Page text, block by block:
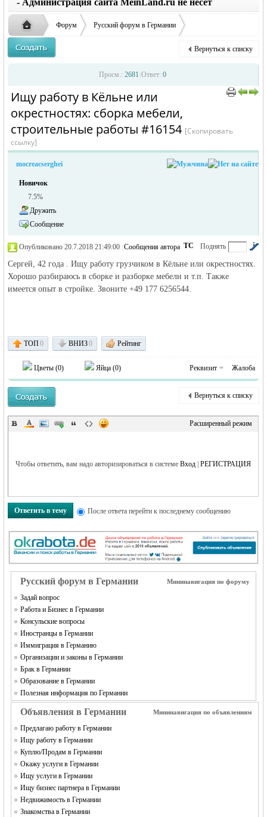
заглавные буквы вместо строчных, последует
удаление объявления
- Администрация сайта MeinLand.ru не несет
ответственности за содержание размещенных
объявлений
жизнь и
MEINLAND.
RU
Форум Русский форум в Германии
Объявления в Германии
›
Ищу работу в Кёльне или окре ...
Вернуться к списку
Просм.: 2681 Ответ: 0
Ищу работу в Кёльне или
окрестностях: сборка мебели,
строительные работы #16154 [Скопировать
ссылку]
mocreacserghei
Новичок
7.5%
Дружить
Сообщение
Поднять
ТС
Опубликовано 20.7.2018 21:49:00 Сообщения автора
Сергей, 42 года . Ищу работу грузчиком в Кёльне или окрестностях.
Хорошо разбираюсь в сборке и разборке мебели и т.п. Также
имеется опыт в стройке. Звоните +49 177 6256544.
ТОП0 ВНИЗ0 Рейтинг
Цветы (0) Яйца (0) Реквизит Жалоба
Вернуться к списку
Расширенный режим
Чтобы ответить, вам надо авторизироваться в системеВход |РЕГИСТРАЦИЯ
Ответить в тему После ответа перейти к последнему сообщению
Русский форум в Германии Мининавигация по форуму
Задай вопрос
Работа и Бизнес в Германии
Консульские вопросы
Иностранцы в Германии
Иммиграция в Германию
Организации и законы в Германии
Брак в Германии
Образование в Германии
Полезная информация по Германии
Объявления в Германии Мининавигация по объявлениям
Предлагаю работу в Германии
Ищу работу в Германии
Куплю/Продам в Германии
Окажу услуги в Германии
Ищу услуги в Германии
Ищу бизнес партнера в Германии
Недвижимость в Германии
Знакомства в Германии